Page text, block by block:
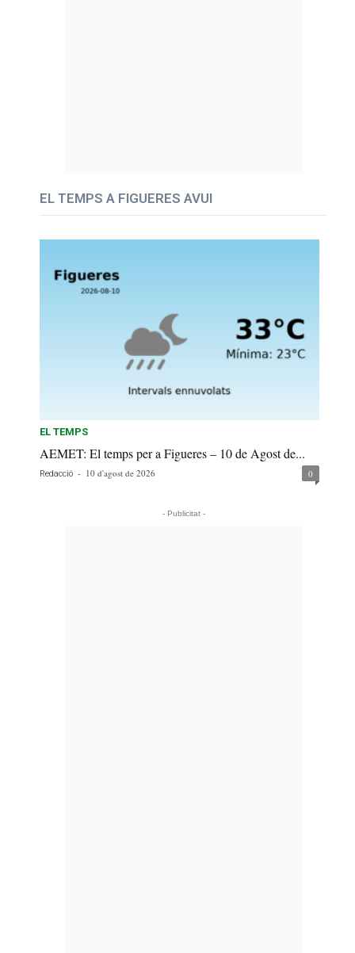
EL TEMPS A FIGUERES AVUI
EL TEMPS
AEMET: El temps per a Figueres – 10 de Agost de...
Redacció - 10 d'agost de 2026 0
- Publicitat -